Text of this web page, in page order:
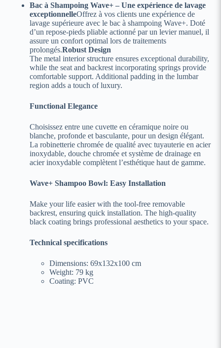
Bac à Shampoing Wave+ – Une expérience de lavage
exceptionnelleOffrez à vos clients une expérience de
lavage supérieure avec le bac à shampoing Wave+. Doté
d’un repose-pieds pliable actionné par un levier manuel, il
assure un confort optimal lors de traitements
prolongés.Robust Design
The metal interior structure ensures exceptional durability,
while the seat and backrest incorporating springs provide
comfortable support. Additional padding in the lumbar
region adds a touch of luxury.
Functional Elegance
Choisissez entre une cuvette en céramique noire ou
blanche, profonde et basculante, pour un design élégant.
La robinetterie chromée de qualité avec tuyauterie en acier
inoxydable, douche chromée et système de drainage en
acier inoxydable complètent l’esthétique haut de gamme.
Wave+ Shampoo Bowl: Easy Installation
Make your life easier with the tool-free removable
backrest, ensuring quick installation. The high-quality
black coating brings professional aesthetics to your space.
Technical specifications
Dimensions: 69x132x100 cm
Weight: 79 kg
Coating: PVC